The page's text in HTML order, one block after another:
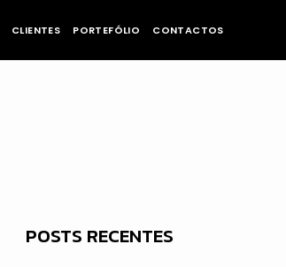
CLIENTES PORTEFÓLIO CONTACTOS
POSTS RECENTES